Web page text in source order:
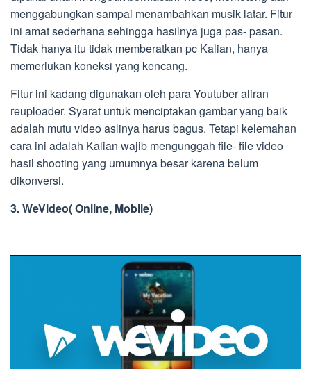
menggabungkan sampai menambahkan musik latar. Fitur
ini amat sederhana sehingga hasilnya juga pas- pasan.
Tidak hanya itu tidak memberatkan pc Kalian, hanya
memerlukan koneksi yang kencang.
Fitur ini kadang digunakan oleh para Youtuber aliran
reuploader. Syarat untuk menciptakan gambar yang baik
adalah mutu video aslinya harus bagus. Tetapi kelemahan
cara ini adalah Kalian wajib mengunggah file- file video
hasil shooting yang umumnya besar karena belum
dikonversi.
3. WeVideo( Online, Mobile)